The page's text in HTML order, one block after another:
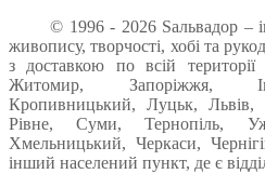
© 1996 - 2026 Sальвадор –
живопису, творчості, хобі та
з доставкою по всій
Житомир, Запоріжжя,
Кропивницький, Луцьк, Львів,
Рівне, Суми, Тернопіль,
Хмельницький, Черкаси,
інший населений пункт, де є